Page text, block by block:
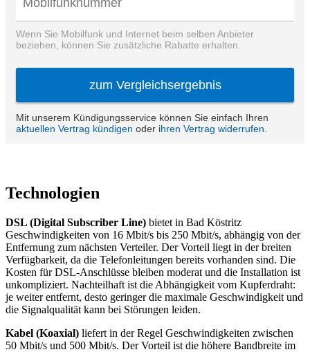
Technologien
DSL (Digital Subscriber Line) bietet in Bad Köstritz
Geschwindigkeiten von 16 Mbit/s bis 250 Mbit/s, abhängig von der
Entfernung zum nächsten Verteiler. Der Vorteil liegt in der breiten
Verfügbarkeit, da die Telefonleitungen bereits vorhanden sind. Die
Kosten für DSL-Anschlüsse bleiben moderat und die Installation ist
unkompliziert. Nachteilhaft ist die Abhängigkeit vom Kupferdraht:
je weiter entfernt, desto geringer die maximale Geschwindigkeit und
die Signalqualität kann bei Störungen leiden.
Kabel (Koaxial) liefert in der Regel Geschwindigkeiten zwischen
50 Mbit/s und 500 Mbit/s. Der Vorteil ist die höhere Bandbreite im